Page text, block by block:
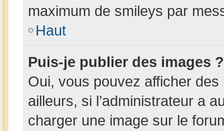
maximum de smileys par
Haut
Puis-je publier des images ?
Oui, vous pouvez afficher
ailleurs, si l’administrateur a
charger une image sur le